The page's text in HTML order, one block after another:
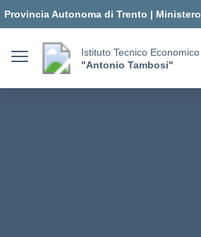
Provincia Autonoma di Trento | Ministero
dell'Istruzione e del Merito
Istituto Tecnico Economico
"Antonio Tambosi"